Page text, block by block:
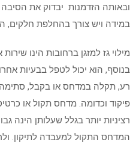
ובאותה הזדמנות יבדוק את הסיבה
במידה ויש צורך בהחלפת חלקים,
מילוי גז למזגן ברחובות הינו
בנוסף, הוא יכול לטפל בבעיות
רע, תקלה במדחס או בקבל,
פיקוד וכדומה. מדחס תקול או
רציניות יותר בגלל שעלותן הינה
המדחס התקול למעבדה לתיקון.